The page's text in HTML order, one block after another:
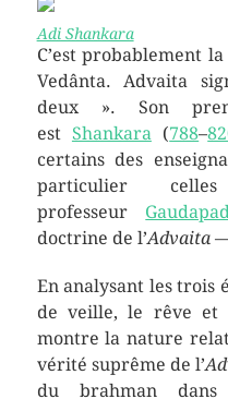
Adi Shankara
C’est probablement
Vedânta. Advaita
deux ». Son
est Shankara (788–
certains des
particulier
professeur
doctrine de l’Advaita—
En analysant les trois
de veille, le rêve
montre la nature
vérité suprême de l’
du brahman